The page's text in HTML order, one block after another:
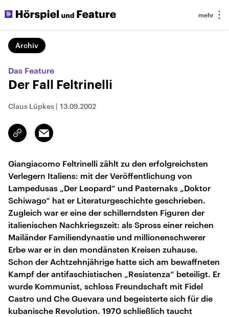
Archiv
Das Feature
Der Fall Feltrinelli
Claus Lüpkes | 13.09.2002
Link
kopieren/teilen
Email
Giangiacomo Feltrinelli zählt zu den erfolgreichsten
Verlegern Italiens: mit der Veröffentlichung von
Lampedusas „Der Leopard“ und Pasternaks „Doktor
Schiwago“ hat er Literaturgeschichte geschrieben.
Zugleich war er eine der schillerndsten Figuren der
italienischen Nachkriegszeit: als Spross einer reichen
Mailänder Familiendynastie und millionenschwerer
Erbe war er in den mondänsten Kreisen zuhause.
Schon der Achtzehnjährige hatte sich am bewaffneten
Kampf der antifaschistischen „Resistenza“ beteiligt. Er
wurde Kommunist, schloss Freundschaft mit Fidel
Castro und Che Guevara und begeisterte sich für die
kubanische Revolution. 1970 schließlich taucht